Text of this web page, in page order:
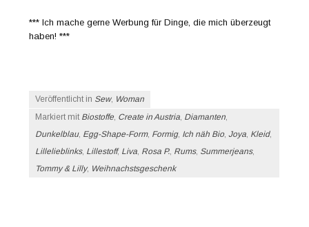
*** Ich mache gerne Werbung für Dinge, die mich überzeugt
haben! ***
Veröffentlicht in Sew, Woman
Markiert mit Biostoffe, Create in Austria, Diamanten,
Dunkelblau, Egg-Shape-Form, Formig, Ich näh Bio,Joya, Kleid,
Lillelieblinks, Lillestoff, Liva, Rosa P., Rums, Summerjeans,
Tommy & Lilly, Weihnachstsgeschenk